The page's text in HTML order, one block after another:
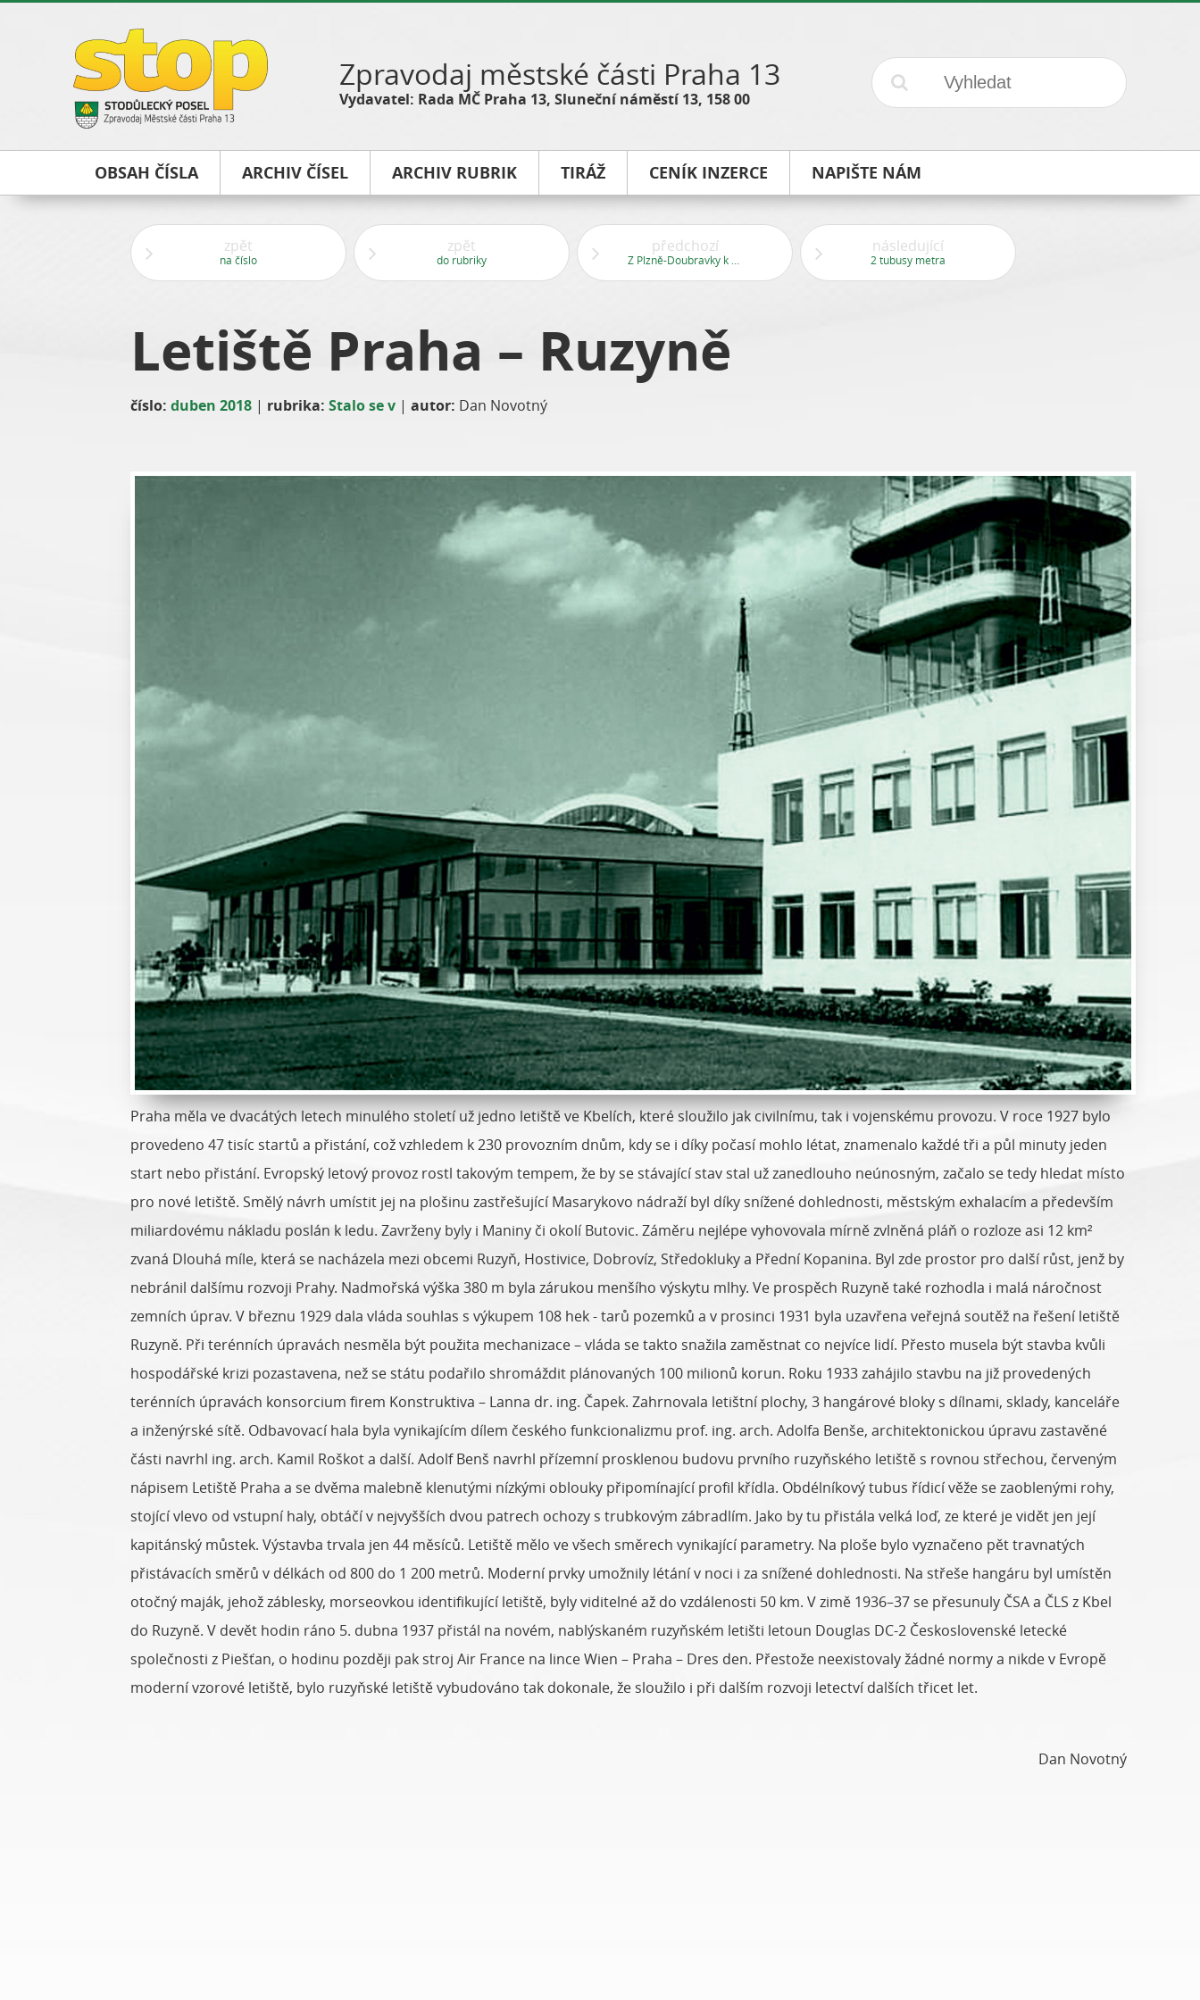
Zpravodaj městské části Praha 13
Vydavatel: Rada MČ Praha 13, Sluneční náměstí 13, 158 00
OBSAH ČÍSLA ARCHIV ČÍSEL ARCHIV RUBRIK TIRÁŽ CENÍK INZERCE NAPIŠTE NÁM
zpět
na číslo
zpět
do rubriky
předchozí následující
2 tubusy metra
Letiště Praha – Ruzyně
číslo: duben 2018 | rubrika: Stalo se v | autor: Dan Novotný
Praha měla ve dvacátých letech minulého století už jedno letiště ve Kbelích, které sloužilo jak civilnímu, tak i vojenskému provozu. V roce 1927 bylo
provedeno 47 tisíc startů a přistání, což vzhledem k 230 provozním dnům, kdy se i díky počasí mohlo létat, znamenalo každé tři a půl minuty jeden
start nebo přistání. Evropský letový provoz rostl takovým tempem, že by se stávající stav stal už zanedlouho neúnosným, začalo se tedy hledat místo
pro nové letiště. Smělý návrh umístit jej na plošinu zastřešující Masarykovo nádraží byl díky snížené dohlednosti, městským exhalacím a především
miliardovému nákladu poslán k ledu. Zavrženy byly i Maniny či okolí Butovic. Záměru nejlépe vyhovovala mírně zvlněná pláň o rozloze asi 12 km²
zvaná Dlouhá míle, která se nacházela mezi obcemi Ruzyň, Hostivice, Dobrovíz, Středokluky a Přední Kopanina. Byl zde prostor pro další růst, jenž by
nebránil dalšímu rozvoji Prahy. Nadmořská výška 380 m byla zárukou menšího výskytu mlhy. Ve prospěch Ruzyně také rozhodla i malá náročnost
zemních úprav. V březnu 1929 dala vláda souhlas s výkupem 108 hek - tarů pozemků a v prosinci 1931 byla uzavřena veřejná soutěž na řešení letiště
Ruzyně. Při terénních úpravách nesměla být použita mechanizace – vláda se takto snažila zaměstnat co nejvíce lidí. Přesto musela být stavba kvůli
hospodářské krizi pozastavena, než se státu podařilo shromáždit plánovaných 100 milionů korun. Roku 1933 zahájilo stavbu na již provedených
terénních úpravách konsorcium firem Konstruktiva – Lanna dr. ing. Čapek. Zahrnovala letištní plochy, 3 hangárové bloky s dílnami, sklady, kanceláře
a inženýrské sítě. Odbavovací hala byla vynikajícím dílem českého funkcionalizmu prof. ing. arch. Adolfa Benše, architektonickou úpravu zastavěné
části navrhl ing. arch. Kamil Roškot a další. Adolf Benš navrhl přízemní prosklenou budovu prvního ruzyňského letiště s rovnou střechou, červeným
nápisem Letiště Praha a se dvěma malebně klenutými nízkými oblouky připomínající profil křídla. Obdélníkový tubus řídicí věže se zaoblenými rohy,
stojící vlevo od vstupní haly, obtáčí v nejvyšších dvou patrech ochozy s trubkovým zábradlím. Jako by tu přistála velká loď, ze které je vidět jen její
kapitánský můstek. Výstavba trvala jen 44 měsíců. Letiště mělo ve všech směrech vynikající parametry. Na ploše bylo vyznačeno pět travnatých
přistávacích směrů v délkách od 800 do 1 200 metrů. Moderní prvky umožnily létání v noci i za snížené dohlednosti. Na střeše hangáru byl umístěn
otočný maják, jehož záblesky, morseovkou identifikující letiště, byly viditelné až do vzdálenosti 50 km. V zimě 1936–37 se přesunuly ČSA a ČLS z Kbel
do Ruzyně. V devět hodin ráno 5. dubna 1937 přistál na novém, nablýskaném ruzyňském letišti letoun Douglas DC-2 Československé letecké
společnosti z Piešťan, o hodinu později pak stroj Air France na lince Wien – Praha – Dres den. Přestože neexistovaly žádné normy a nikde v Evropě
moderní vzorové letiště, bylo ruzyňské letiště vybudováno tak dokonale, že sloužilo i při dalším rozvoji letectví dalších třicet let.
Dan Novotný